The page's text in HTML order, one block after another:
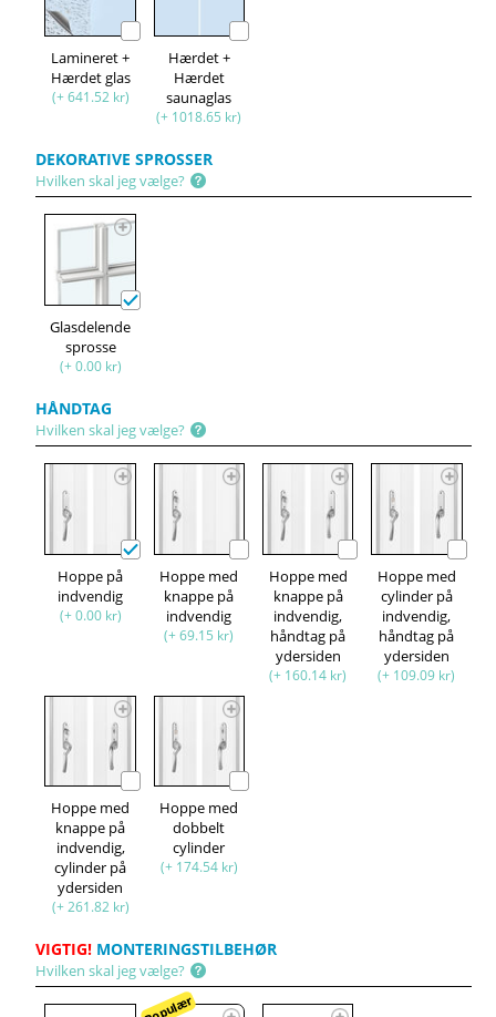
Lamineret +
Hærdet glas
(+ 641.52 kr)
Hærdet +
Hærdet
saunaglas
(+ 1018.65 kr)
DEKORATIVE SPROSSER
Hvilken skal jeg vælge?
Glasdelende
sprosse
(+ 0.00 kr)
HÅNDTAG
Hvilken skal jeg vælge?
Hoppe på
indvendig
(+ 0.00 kr)
Hoppe med
knappe på
indvendig
(+ 69.15 kr)
Hoppe med
knappe på
indvendig,
håndtag på
ydersiden
(+ 160.14 kr)
Hoppe med
cylinder på
indvendig,
håndtag på
ydersiden
(+ 109.09 kr)
Hoppe med
knappe på
indvendig,
cylinder på
ydersiden
(+ 261.82 kr)
Hoppe med
dobbelt
cylinder
(+ 174.54 kr)
VIGTIG! MONTERINGSTILBEHØR
Hvilken skal jeg vælge?